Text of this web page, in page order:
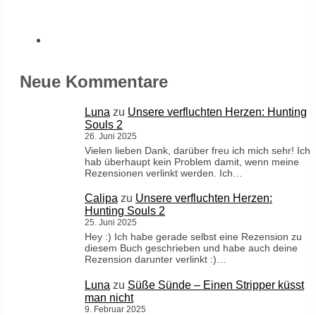
Neue Kommentare
Luna zu Unsere verfluchten Herzen: Hunting
Souls 2
26. Juni 2025
Vielen lieben Dank, darüber freu ich mich sehr! Ich
hab überhaupt kein Problem damit, wenn meine
Rezensionen verlinkt werden. Ich…
Calipa zu Unsere verfluchten Herzen:
Hunting Souls 2
25. Juni 2025
Hey :) Ich habe gerade selbst eine Rezension zu
diesem Buch geschrieben und habe auch deine
Rezension darunter verlinkt :)…
Luna zu Süße Sünde – Einen Stripper küsst
man nicht
9. Februar 2025